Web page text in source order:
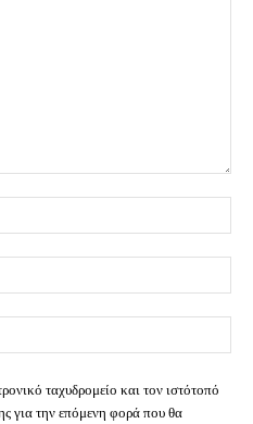
ταχυδρομείο και τον ιστότοπό
για την επόμενη φορά που θα